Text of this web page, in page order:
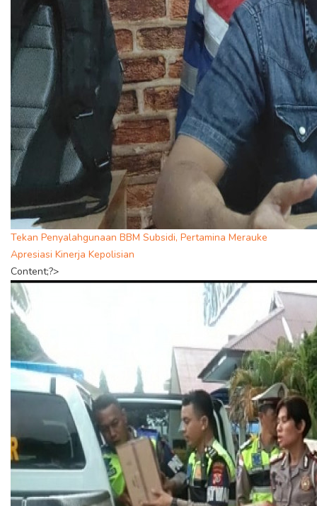
Tekan Penyalahgunaan BBM Subsidi, Pertamina Merauke
Apresiasi Kinerja Kepolisian
Content;?>